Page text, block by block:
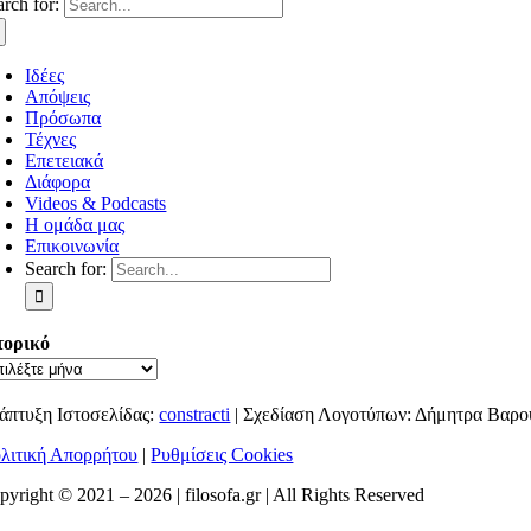
Ιδέες
Απόψεις
Πρόσωπα
Τέχνες
Επετειακά
Διάφορα
Videos & Podcasts
Η ομάδα μας
Επικοινωνία
Search for:
Ιστοσελίδας:constracti | Σχεδίαση Λογοτύπων: Δήμητρα
Απορρήτου |Ρυθμίσεις Cookies
© 2021 – 2026 | filosofa.gr | All Rights Reserved